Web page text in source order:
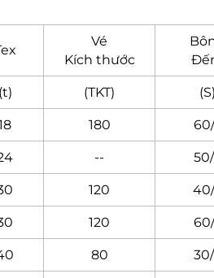
Vé
Kích thước
(t) (TKT) (S)
180
--
120
120
80